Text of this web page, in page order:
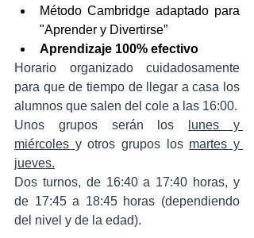
Método Cambridge adaptado para
"Aprender y Divertirse”
Aprendizaje 100% efectivo
Horario organizado cuidadosamente
para que de tiempo de llegar a casa los
alumnos que salen del cole a las 16:00.
Unos grupos serán los
lunes y
miércoles y otros grupos los martes y
jueves.
Dos turnos, de 16:40 a 17:40 horas, y
de 17:45 a 18:45 horas (dependiendo
del nivel y de la edad).